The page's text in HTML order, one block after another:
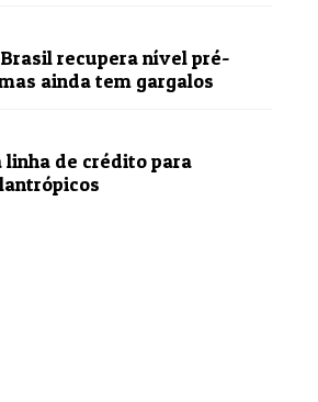
Brasil recupera nível pré-
ainda tem gargalos
linha de crédito para